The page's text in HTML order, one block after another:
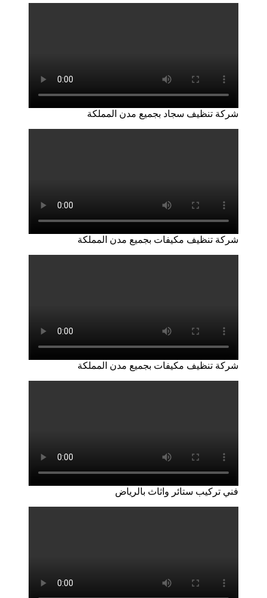
شركة تنظيف سجاد بجميع مدن المملكة
شركة تنظيف مكيفات بجميع مدن المملكة
شركة تنظيف مكيفات بجميع مدن المملكة
فني تركيب ستائر واثاث بالرياض